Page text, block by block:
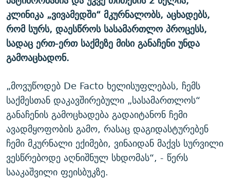
კლინიკა „ვივამედში“ მკურნალობს, აცხადებს,
რომ სურს, დაესწროს სასამართლო პროცესს,
სადაც ერთ-ერთ საქმეზე მისი განაჩენი უნდა
გამოაცხადონ.
„მოვუწოდებ De Facto ხელისუფლებას, ჩემს
საქმესთან დაკავშირებული „სასამართლოს“
განაჩენის გამოცხადება გადაიტანონ ჩემი
ავადმყოფობის გამო, რასაც დაგიდასტურებენ
ჩემი მკურნალი ექიმები, ვინაიდან მაქვს სურვილი
ვესწრებოდე აღნიშნულ სხდომას“, - წერს
სააკაშვილი ფეისბუკზე.